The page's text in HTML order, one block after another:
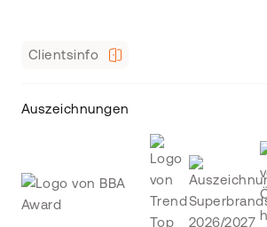
Clientsinfo
Auszeichnungen